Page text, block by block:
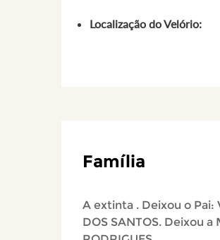
Localização do Velório:
Família
A extinta . Deixou o Pai:
DOS SANTOS. Deixou